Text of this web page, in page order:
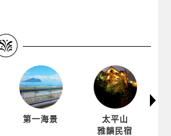
太平山
神仙灣
休閒別館